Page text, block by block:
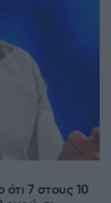
ότι 7 στους 10